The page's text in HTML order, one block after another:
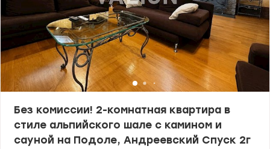
Без комиссии! 2-комнатная квартира в
стиле альпийского шале с камином и
сауной на Подоле, Андреевский Спуск 2г